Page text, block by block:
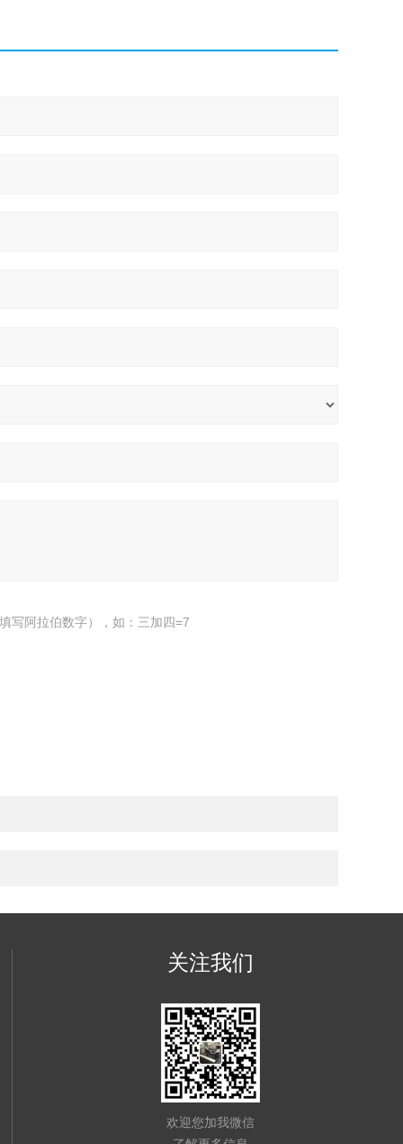
写阿拉伯数字），如：三加四=7
关注我们
欢迎您加我微信